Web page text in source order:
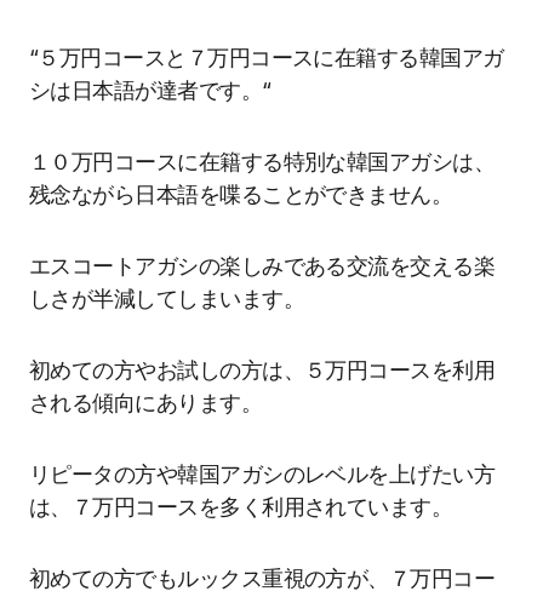
“５万円コースと７万円コースに在籍する韓国アガ
シは日本語が達者です。“
１０万円コースに在籍する特別な韓国アガシは、
残念ながら日本語を喋ることができません。
エスコートアガシの楽しみである交流を交える楽
しさが半減してしまいます。
初めての方やお試しの方は、５万円コースを利用
される傾向にあります。
リピータの方や韓国アガシのレベルを上げたい方
は、７万円コースを多く利用されています。
初めての方でもルックス重視の方が、７万円コー